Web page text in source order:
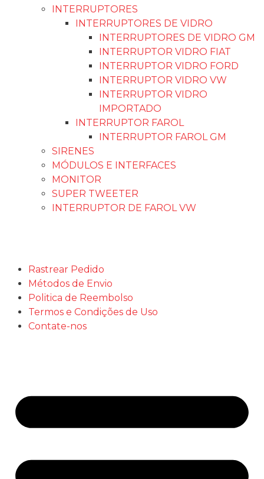
INTERRUPTORES
INTERRUPTORES DE VIDRO
INTERRUPTORES DE VIDRO GM
INTERRUPTOR VIDRO FIAT
INTERRUPTOR VIDRO FORD
INTERRUPTOR VIDRO VW
INTERRUPTOR VIDRO
IMPORTADO
INTERRUPTOR FAROL
INTERRUPTOR FAROL GM
SIRENES
MÓDULOS E INTERFACES
MONITOR
SUPER TWEETER
INTERRUPTOR DE FAROL VW
Rastrear Pedido
Métodos de Envio
Politica de Reembolso
Termos e Condições de Uso
Contate-nos